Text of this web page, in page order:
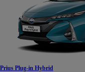
Prius Plug-in Hybrid